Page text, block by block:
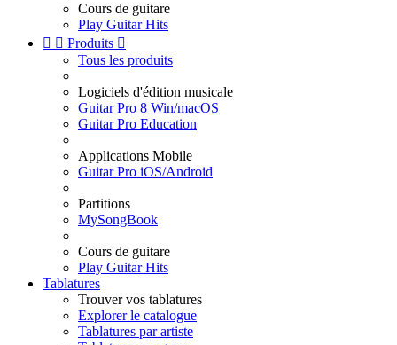
Cours de guitare
Play Guitar Hits
  Produits 
Tous les produits
Logiciels d'édition musicale
Guitar Pro 8 Win/macOS
Guitar Pro Education
Applications Mobile
Guitar Pro iOS/Android
Partitions
MySongBook
Cours de guitare
Play Guitar Hits
Tablatures
Trouver vos tablatures
Explorer le catalogue
Tablatures par artiste